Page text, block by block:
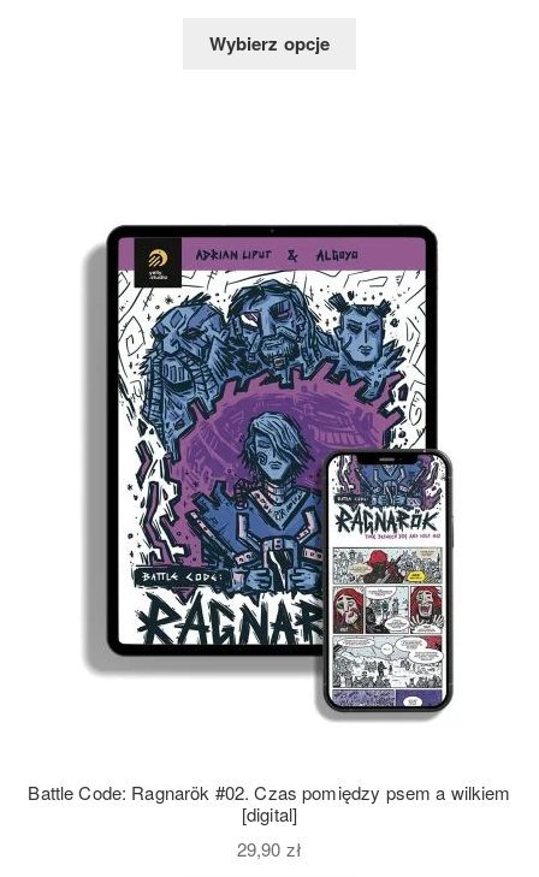
Wybierz opcje
Battle Code: Ragnarök #02. Czas pomiędzy psem a wilkiem
[digital]
29,90 zł